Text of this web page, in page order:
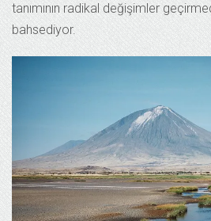
tanımının radikal değişimler
bahsediyor.